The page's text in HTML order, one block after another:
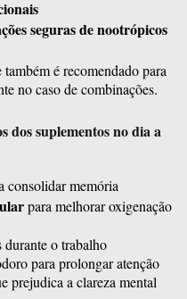
seguras de nootrópicos
é recomendado para
no caso de combinações.
dos suplementos no dia a
consolidar memória
para melhorar oxigenação
durante o trabalho
para prolongar atenção
prejudica a clareza mental